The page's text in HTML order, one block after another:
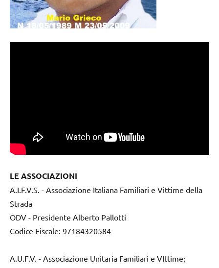
LE ASSOCIAZIONI
A.I.F.V.S. - Associazione Italiana Familiari e Vittime della
Strada
ODV - Presidente Alberto Pallotti
Codice Fiscale: 97184320584
A.U.F.V. - Associazione Unitaria Familiari e VIttime;